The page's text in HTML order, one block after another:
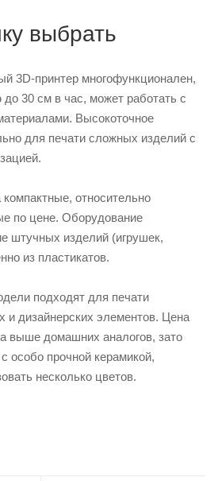
выбрать
3D-принтер многофункционален,
до 30 см в час, может работать с
Высокоточное
для печати сложных изделий с
относительно
по цене. Оборудование
штучных изделий (игрушек,
из пластикатов.
подходят для печати
и дизайнерских элементов. Цена
выше домашних аналогов, зато
особо прочной керамикой,
несколько цветов.